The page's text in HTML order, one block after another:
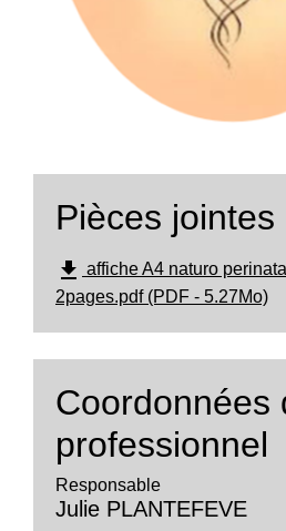
Pièces jointes
file_download affiche A4 naturo
2pages.pdf (PDF - 5.27Mo)
Coordonnées
professionnel
Responsable
Julie PLANTEFEVE